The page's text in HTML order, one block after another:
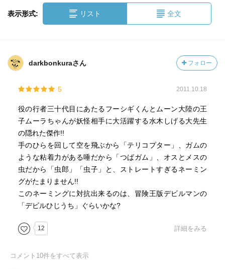
表示形式: リスト 全文
darkbonkuraさん フォロー
5 2011.10.18
役の行者三十代目にあたるフーシギくんとムーン大陸の王
子ムーラちゃんが妖怪相手に大活躍する水木しげる大先生
の隠れた傑作!!
手のひらを回して空を飛ぶから「テリコプター」、ガムの
ような粘着力がある唾だから「つばガム」、オスとメスの
虫だから「虫郎」「虫子」と、ストレートすぎるネーミン
グがたまりません!!
このネーミングに対抗出来るのは、冒険王版デビルマンの
「デビルひじうち」ぐらいかな?
12 詳細をみる
コメント 10件をすべて表示